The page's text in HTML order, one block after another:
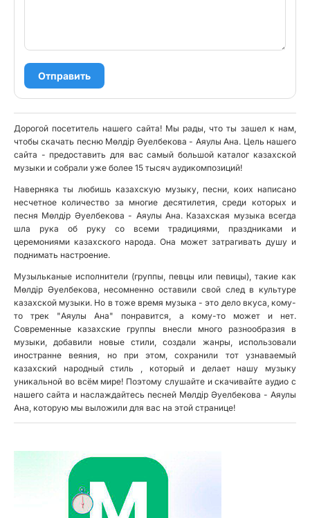
Отправить
Дорогой посетитель нашего сайта! Мы рады, что ты зашел к нам,
чтобы скачать песню Мөлдір Әуелбекова - Аяулы Ана. Цель нашего
сайта - предоставить для вас самый большой каталог казахской
музыки и собрали уже более 15 тысяч аудикомпозиций!
Наверняка ты любишь казахскую музыку, песни, коих написано
несчетное количество за многие десятилетия, среди которых и
песня Мөлдір Әуелбекова - Аяулы Ана. Казахская музыка всегда
шла рука об руку со всеми традициями, праздниками и
церемониями казахского народа. Она может затрагивать душу и
поднимать настроение.
Музыльканые исполнители (группы, певцы или певицы), такие как
Мөлдір Әуелбекова, несомненно оставили свой след в культуре
казахской музыки. Но в тоже время музыка - это дело вкуса, кому-
то трек "Аяулы Ана" понравится, а кому-то может и нет.
Современные казахские группы внесли много разнообразия в
музыки, добавили новые стили, создали жанры, использовали
иностранне веяния, но при этом, сохранили тот узнаваемый
казахский народный стиль , который и делает нашу музыку
уникальной во всём мире! Поэтому слушайте и скачивайте аудио с
нашего сайта и наслаждайтесь песней Мөлдір Әуелбекова - Аяулы
Ана, которую мы выложили для вас на этой странице!